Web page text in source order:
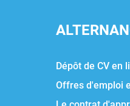
Dépôt de CV en
Offres d'emploi